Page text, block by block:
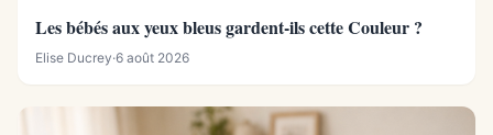
Les bébés aux yeux bleus gardent-ils cette Couleur ?
Elise Ducrey·6 août 2026